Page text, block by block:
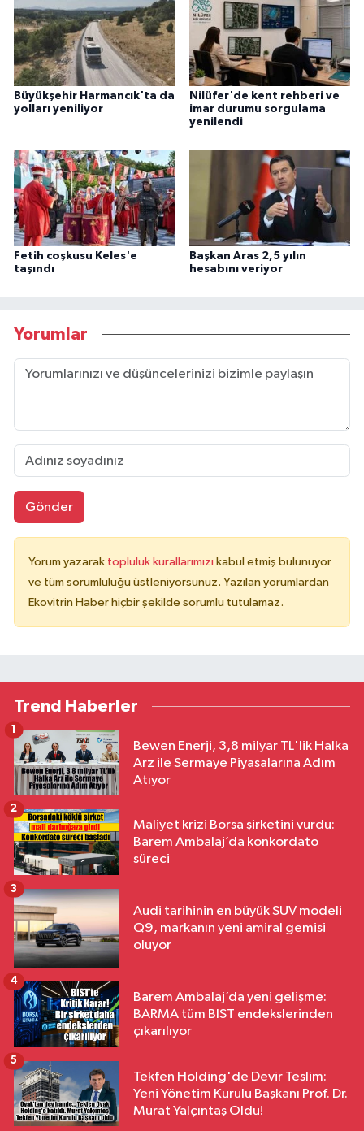
Büyükşehir Harmancık'ta da
yolları yeniliyor
Nilüfer'de kent rehberi ve
imar durumu sorgulama
yenilendi
Fetih coşkusu Keles'e
taşındı
Başkan Aras 2,5 yılın
hesabını veriyor
Yorumlar
Gönder
Yorum yazarak topluluk kurallarımızı kabul etmiş bulunuyor
ve tüm sorumluluğu üstleniyorsunuz. Yazılan yorumlardan
Ekovitrin Haber hiçbir şekilde sorumlu tutulamaz.
Trend Haberler
Bewen Enerji, 3,8 milyar TL'lik Halka
Arz ile Sermaye Piyasalarına Adım
Atıyor
1
Maliyet krizi Borsa şirketini vurdu:
Barem Ambalaj’da konkordato
süreci
2
Audi tarihinin en büyük SUV modeli
Q9, markanın yeni amiral gemisi
oluyor
3
Barem Ambalaj’da yeni gelişme:
BARMA tüm BIST endekslerinden
çıkarılıyor
4
Tekfen Holding'de Devir Teslim:
Yeni Yönetim Kurulu Başkanı Prof. Dr.
Murat Yalçıntaş Oldu!
5